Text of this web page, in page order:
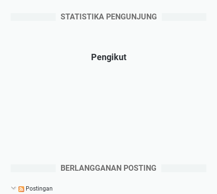
STATISTIKA PENGUNJUNG
Pengikut
BERLANGGANAN POSTING
Postingan